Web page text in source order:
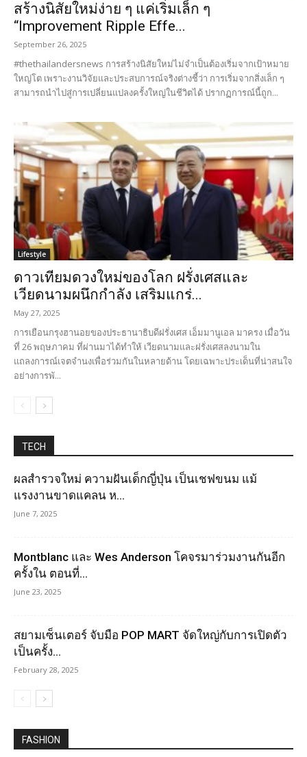
สร้างนิสัยใหม่ง่าย ๆ แค่เริ่มเล็ก ๆ
“Improvement Ripple Effe...
September 26, 2025
#thethailandersnews การสร้างนิสัยใหม่ไม่จำเป็นต้องเริ่มจากเป้าหมาย
ใหญ่โต เพราะงานวิจัยและประสบการณ์จริงต่างชี้ว่า การเริ่มจากสิ่งเล็ก ๆ
สามารถนำไปสู่การเปลี่ยนแปลงครั้งใหญ่ในชีวิตได้ ปรากฏการณ์นี้ถูก...
Lifestyle
ดาวเทียมดวงใหม่ของโลก ฝรั่งเศสและ
เวียดนามผนึกกำลัง เสริมแกร่...
May 27, 2025
การเยือนกรุงฮานอยของประธานาธิบดีฝรั่งเศส เอ็มมานูเอล มาครง เมื่อวัน
ที่ 26 พฤษภาคม ที่ผ่านมาได้ทำให้ เวียดนามและฝรั่งเศสลงนามใน
แถลงการณ์เจตจำนงเพื่อร่วมกันในหลายด้าน โดยเฉพาะประเด็นที่น่าสนใจ
อย่างการพั...
TECH
ผลสำรวจใหม่ ความฝันเด็กญี่ปุ่น เป็นเชฟขนม แม้
แรงงานขาดแคลน ห...
June 7, 2025
Montblanc และ Wes Anderson โคจรมาร่วมงานกันอีก
ครั้งใน ตอนที่...
June 23, 2025
สยามเซ็นเตอร์ จับมือ POP MART จัดใหญ่กับการเปิดตัว
เป็นครั้ง...
February 28, 2025
FASHION